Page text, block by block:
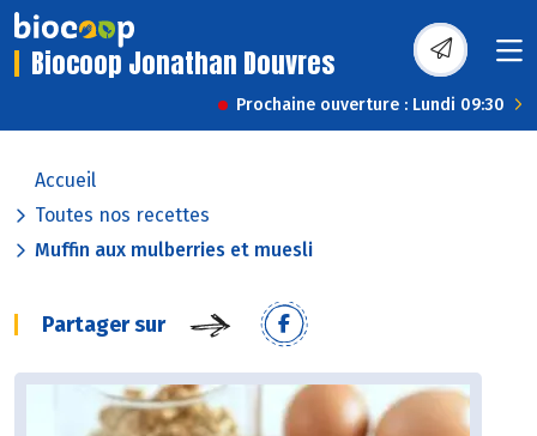
Biocoop Jonathan Douvres
Prochaine ouverture : Lundi 09:30
Accueil
Toutes nos recettes
Muffin aux mulberries et muesli
Partager sur